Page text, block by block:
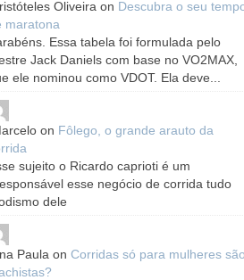
Oliveira on Descubra o seu
maratona
Essa tabela foi formulada pelo
Jack Daniels com base no VO2MAX,
ele nominou como VDOT. Ela deve...
on Fôlego, o grande arauto da
sujeito o Ricardo caprioti é um
esse negócio de corrida tudo
dele
Paula on Corridas só para mulheres são